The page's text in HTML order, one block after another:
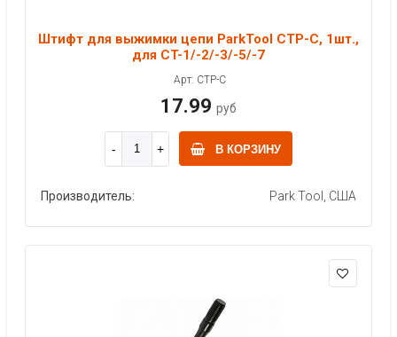
Штифт для выжимки цепи ParkTool CTP-C, 1шт.,
для CT-1/-2/-3/-5/-7
Арт: CTP-C
17.99 руб
В КОРЗИНУ
Производитель: Park Tool, США